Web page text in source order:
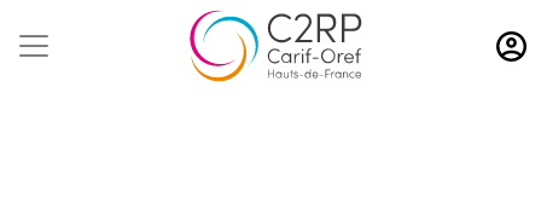
Aller
au
contenu